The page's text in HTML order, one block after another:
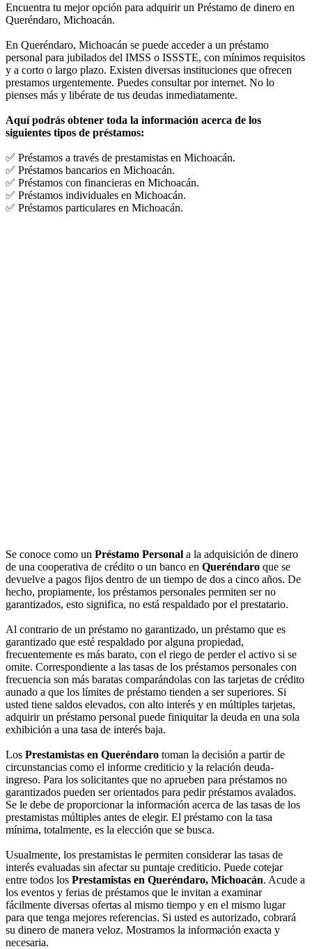
Encuentra tu mejor opción para adquirir un Préstamo de dinero en
Queréndaro, Michoacán.
En Queréndaro, Michoacán se puede acceder a un préstamo
personal para jubilados del IMSS o ISSSTE, con mínimos requisitos
y a corto o largo plazo. Existen diversas instituciones que ofrecen
prestamos urgentemente. Puedes consultar por internet. No lo
pienses más y libérate de tus deudas inmediatamente.
Aquí podrás obtener toda la información acerca de los
siguientes tipos de préstamos:
✅ Préstamos a través de prestamistas en Michoacán.
✅ Préstamos bancarios en Michoacán.
✅ Préstamos con financieras en Michoacán.
✅ Préstamos individuales en Michoacán.
✅ Préstamos particulares en Michoacán.
Se conoce como un Préstamo Personal a la adquisición de dinero
de una cooperativa de crédito o un banco en Queréndaro que se
devuelve a pagos fijos dentro de un tiempo de dos a cinco años. De
hecho, propiamente, los préstamos personales permiten ser no
garantizados, esto significa, no está respaldado por el prestatario.
Al contrario de un préstamo no garantizado, un préstamo que es
garantizado que esté respaldado por alguna propiedad,
frecuentemente es más barato, con el riego de perder el activo si se
omite. Correspondiente a las tasas de los préstamos personales con
frecuencia son más baratas comparándolas con las tarjetas de crédito
aunado a que los límites de préstamo tienden a ser superiores. Si
usted tiene saldos elevados, con alto interés y en múltiples tarjetas,
adquirir un préstamo personal puede finiquitar la deuda en una sola
exhibición a una tasa de interés baja.
Los Prestamistas en Queréndaro toman la decisión a partir de
circunstancias como el informe crediticio y la relación deuda-
ingreso. Para los solicitantes que no aprueben para préstamos no
garantizados pueden ser orientados para pedir préstamos avalados.
Se le debe de proporcionar la información acerca de las tasas de los
prestamistas múltiples antes de elegir. El préstamo con la tasa
mínima, totalmente, es la elección que se busca.
Usualmente, los prestamistas le permiten considerar las tasas de
interés evaluadas sin afectar su puntaje crediticio. Puede cotejar
entre todos los Prestamistas en Queréndaro, Michoacán. Acude a
los eventos y ferias de préstamos que le invitan a examinar
fácilmente diversas ofertas al mismo tiempo y en el mismo lugar
para que tenga mejores referencias. Si usted es autorizado, cobrará
su dinero de manera veloz. Mostramos la información exacta y
necesaria.